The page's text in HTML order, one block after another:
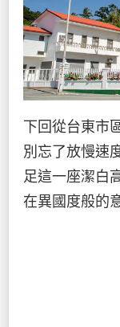
下回從台東市
別忘了放慢速
足這一座潔白
在異國度般的